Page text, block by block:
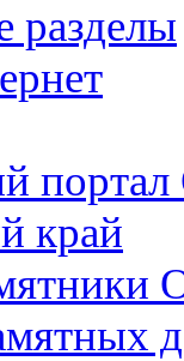
разделы
портал
край